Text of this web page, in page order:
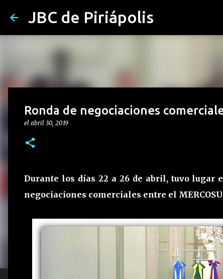
JBC de Piriápolis
Ronda de negociaciones
el abril 30, 2019
Durante los días 22 a 26 de abril, tuvo lugar
negociaciones comerciales entre el